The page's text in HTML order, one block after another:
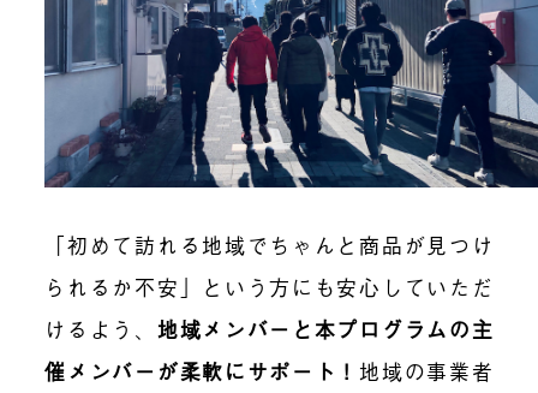
「初めて訪れる地域でちゃんと商品が見つけ
られるか不安」という方にも安心していただ
けるよう、 地域メンバーと本プログラムの主
催メンバーが柔軟にサポート ！地域の事業者